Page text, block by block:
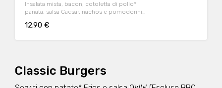
Insalata mista, bacon, cotoletta di pollo*
panata, salsa Caesar, nachos e pomodorini
12.90 €
Classic Burgers